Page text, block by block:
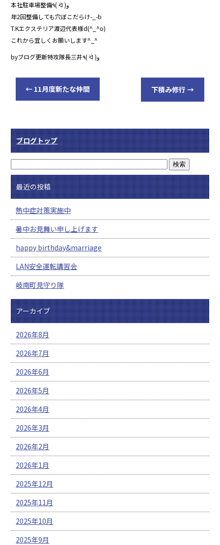
本社駐車場整備٩( ᐛ )و
年2回整備しても穴ぼこだらけ-_-b
T.Kエクステリア渡辺代表様d(^_^o)
これから宜しくお願いします^_^
byブログ更新特攻隊長三井٩( ᐛ )و
← 11月度新たな仲間 下積み修行 →
ブログトップ
最近の投稿
熱中症対策実施中
暑中お見舞い申し上げます
happy birthday&marriage
LAN安全運転講習会
岐南町見守り隊
アーカイブ
2026年8月
2026年7月
2026年6月
2026年5月
2026年4月
2026年3月
2026年2月
2026年1月
2025年12月
2025年11月
2025年10月
2025年9月